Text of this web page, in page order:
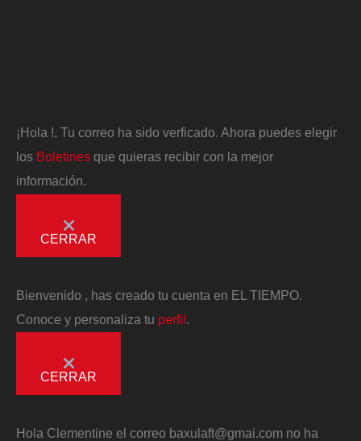
¡Hola !, Tu correo ha sido verficado. Ahora puedes elegir
los Boletines que quieras recibir con la mejor
información.
CERRAR
Bienvenido
, has creado tu cuenta en EL TIEMPO.
Conoce y personaliza tu perfil
CERRAR
Hola Clementine el correo baxulaft@gmai.com no ha